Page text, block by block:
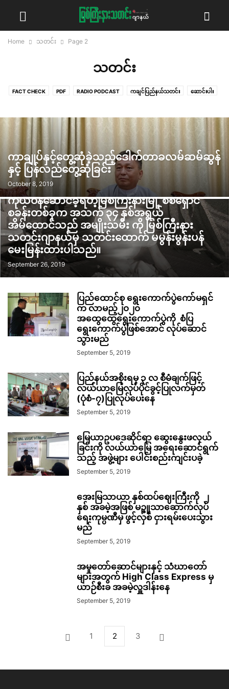
Home သတင်း Page 2
သတင်း
FACT CHECK PDF RADIO PODCAST ကချင်ပြည်နယ်သတင်း ဆောင်းပါး
လွှတ်တော် ကဏ္ဍ သတင်း သဘာဝပတ်ဝန်းကျင် သမိုင်းထဲကကချင်ပြည်နယ်
အယ်ဒီတာ့အာဘော် အလုပ်အကိုင်အခွင့်အလမ်း
ကာချုပ်နှင့်တွေ့ဆုံခဲ့သည့်ဒေါက်တာခလမ်ဆမ်ဆွန်
နှင့် ပြန်လည်တွေ့ဆုံခြင်း
October 8, 2019
လိမ်လည်ခံရပြီး တရုတ်နိုင်ငံမှာ အငှား
ကိုယ်ဝန်ဆောင်ခဲ့ရတဲ့မြစ်ကြီးနားမြို့ စစ်ရှောင်
စခန်းတစ်ခုက အသက် ၃၄ နှစ်အရွယ်
အိမ်ထောင်သည် အမျိုးသမီး ကို မြစ်ကြီးနား
သတင်းဂျာနယ်မှ သတင်းထောက် မမွန်းမွန်းပန်
မေးမြန်းထားပါသည်။
September 26, 2019
ပြည်ထောင်စု ရွေးကောက်ပွဲကော်မရှင်
က လာမည့်၂၀၂၀
အထွေထွေရွေးကောက်ပွဲကို စံပြ
ရွေးကောက်ပွဲဖြစ်အောင် လုပ်ဆောင်
သွားမည်
September 5, 2019
ပြည်နယ်အစိုးရမှ ၃ လ စီမံချက်ဖြင့်
လယ်ယာမြေလုပ်ပိုင်ခွင့်ပြုလက်မှတ်
(ပုံစံ-၇)ပြုလုပ်ပေးနေ
September 5, 2019
မြေယာဥပဒေဆိုင်ရာ ဆွေးနွေးဖလှယ်
ခြင်းကို လယ်ယာမြေ အရေးဆောင်ရွက်
သည့် အဖွဲ့များ ပေါင်းစည်းကျင်းပခဲ့
September 5, 2019
အေးမြသာယာ နှစ်ထပ်ဈေးကြီးကို ၂
နှစ် အခမဲ့အဖြစ် မဉ္ဇူသာဆောက်လုပ်
ရေးကုမ္ပဏီမှ ဖွင့်လှစ် ငှားရမ်းပေးသွား
မည်
September 5, 2019
အမှုတော်ဆောင်များနှင့် သံဃာတော်
များအတွက် High Class Express မှ
ယာဉ်စီးခ အခမဲ့လှူဒါန်းနေ
September 5, 2019
1 2 3